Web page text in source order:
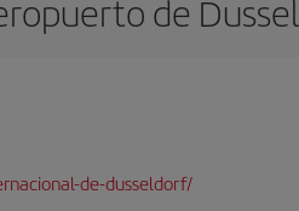
de
de-dusseldorf/